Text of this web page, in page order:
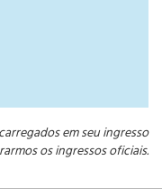
em seu ingresso
os ingressos oficiais.